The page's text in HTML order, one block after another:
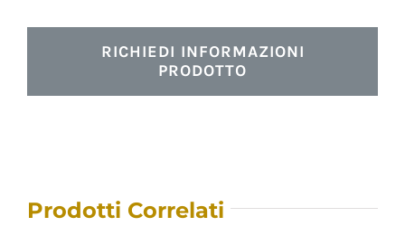
RICHIEDI INFORMAZIONI
PRODOTTO
Prodotti Correlati